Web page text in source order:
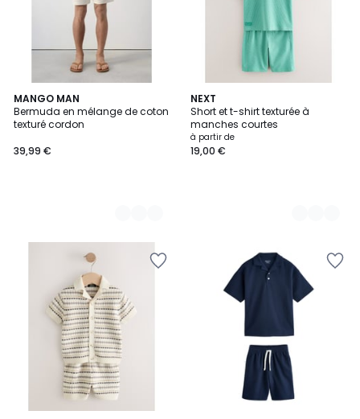
MANGO MAN
Bermuda en mélange de coton
texturé cordon
39,99 €
2
Couleurs
NEXT
Short et t-shirt texturée à
manches courtes
à partir de
19,00 €
4
Couleurs